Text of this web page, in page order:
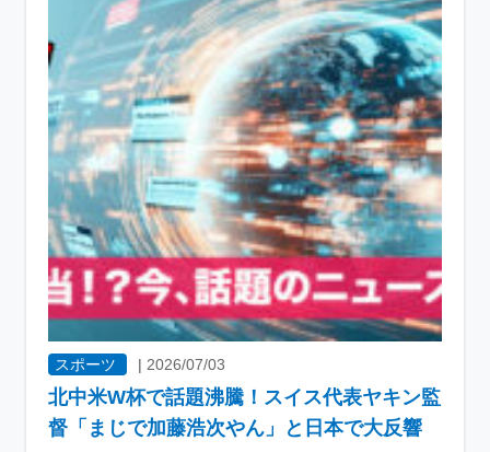
スポーツ | 2026/07/03
北中米W杯で話題沸騰！スイス代表ヤキン監
督「まじで加藤浩次やん」と日本で大反響